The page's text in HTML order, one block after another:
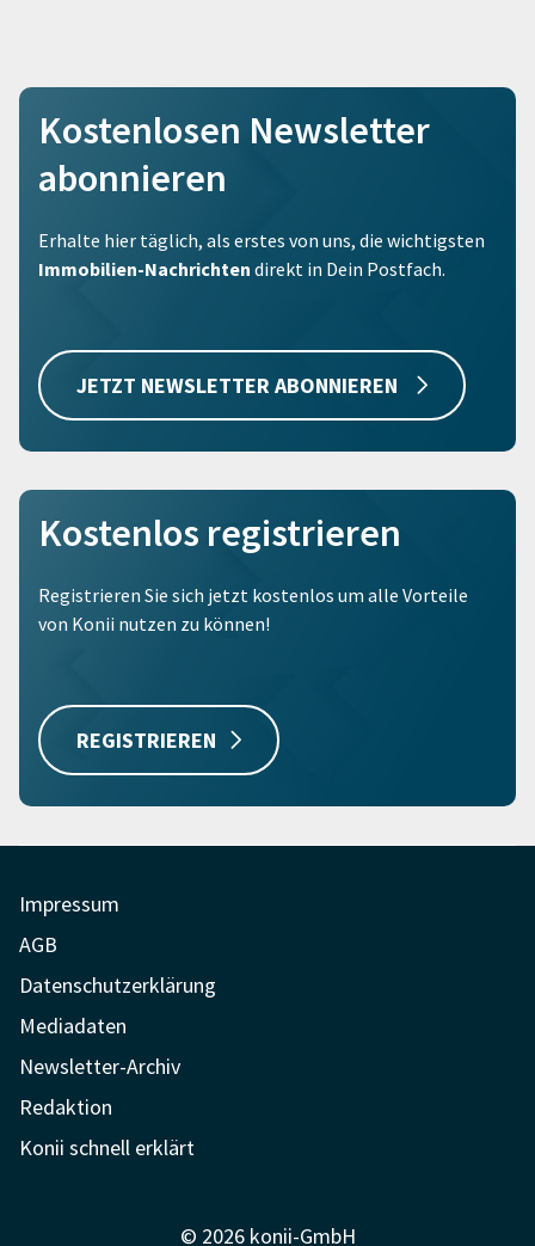
Kostenlosen Newsletter
abonnieren
Erhalte hier täglich, als erstes von uns, die wichtigsten
Immobilien-Nachrichten direkt in Dein Postfach.
JETZT NEWSLETTER ABONNIEREN
Kostenlos registrieren
Registrieren Sie sich jetzt kostenlos um alle Vorteile
von Konii nutzen zu können!
REGISTRIEREN
Impressum
AGB
Datenschutzerklärung
Mediadaten
Newsletter-Archiv
Redaktion
Konii schnell erklärt
© 2026 konii-GmbH